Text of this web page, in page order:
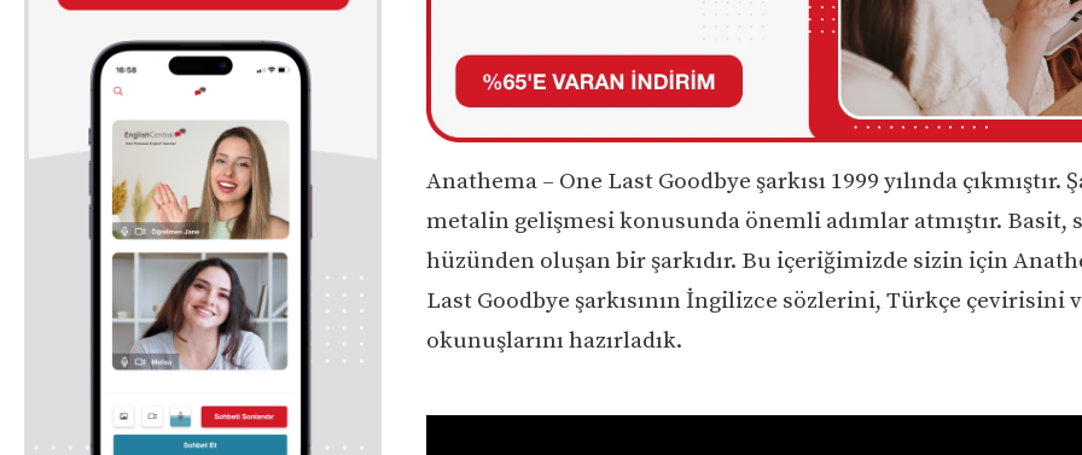
Anathema – One Last Goodbye şarkısı 1999 yılında çıkmıştır.
metalin gelişmesi konusunda önemli adımlar atmıştır. Basit,
hüzünden oluşan bir şarkıdır. Bu içeriğimizde sizin için
Last Goodbye şarkısının İngilizce sözlerini, Türkçe çevirisini
okunuşlarını hazırladık.